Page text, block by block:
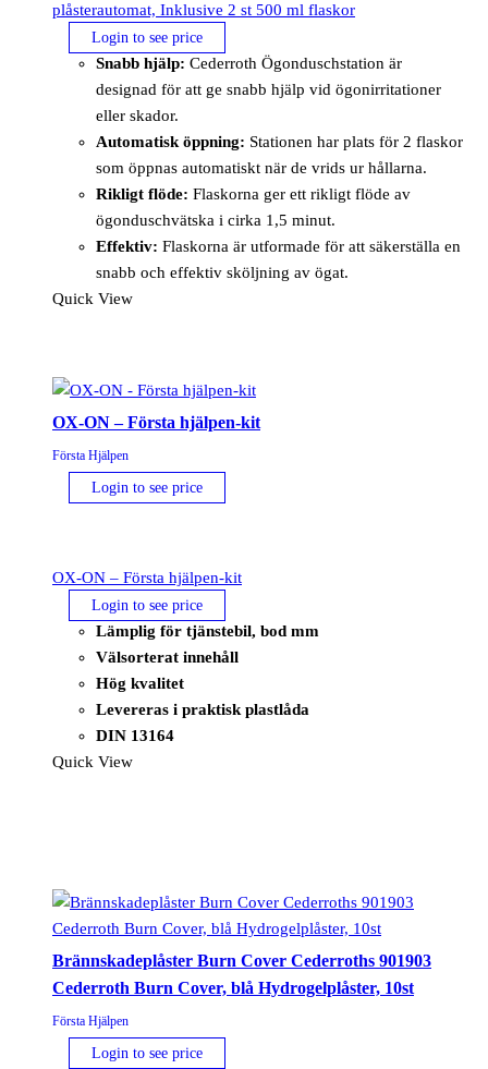
plåsterautomat, Inklusive 2 st 500 ml flaskor
Login to see price
Snabb hjälp: Cederroth Ögonduschstation är
designad för att ge snabb hjälp vid ögonirritationer
eller skador.
Automatisk öppning: Stationen har plats för 2 flaskor
som öppnas automatiskt när de vrids ur hållarna.
Rikligt flöde: Flaskorna ger ett rikligt flöde av
ögonduschvätska i cirka 1,5 minut.
Effektiv: Flaskorna är utformade för att säkerställa en
snabb och effektiv sköljning av ögat.
Quick View
OX-ON – Första hjälpen-kit
Första Hjälpen
Login to see price
OX-ON – Första hjälpen-kit
Login to see price
Lämplig för tjänstebil, bod mm
Välsorterat innehåll
Hög kvalitet
Levereras i praktisk plastlåda
DIN 13164
Quick View
Brännskadeplåster Burn Cover Cederroths 901903
Cederroth Burn Cover, blå Hydrogelplåster, 10st
Första Hjälpen
Login to see price